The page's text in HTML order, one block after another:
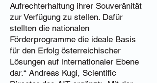
Aufrechterhaltung ihrer Souveränität
zur Verfügung zu stellen. Dafür
stellten die nationalen
Förderprogramme die ideale Basis
für den Erfolg österreichischer
Lösungen auf internationaler Ebene
dar.“ Andreas Kugi, Scientific